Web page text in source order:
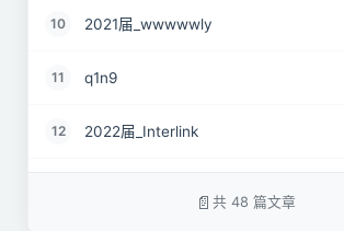
10 2021届_wwwwwly
11 q1n9
12 2022届_Interlink
共 48 篇文章